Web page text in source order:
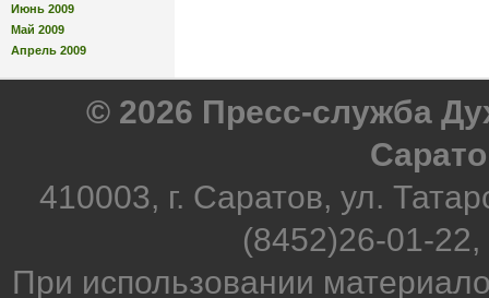
Июнь 2009
Май 2009
Апрель 2009
© 2026 Пресс-служба
410003, г. Саратов, ул.
(8452)26-01-
При использовании